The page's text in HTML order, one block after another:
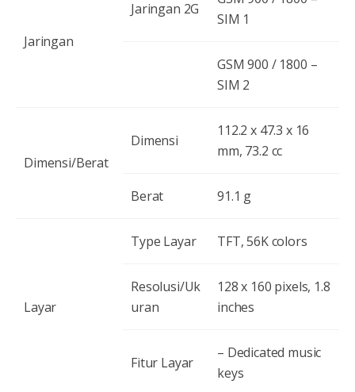
Jaringan
Jaringan 2G
SIM 1
GSM 900 / 1800 –
SIM 2
Dimensi/Berat
Dimensi
112.2 x 47.3 x 16
mm, 73.2 cc
Berat 91.1 g
Layar
Type Layar TFT, 56K colors
Resolusi/Uk
uran
128 x 160 pixels, 1.8
inches
Fitur Layar
– Dedicated music
keys